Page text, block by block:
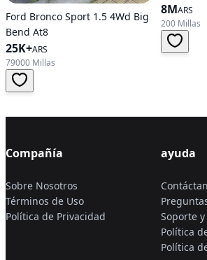
Ford Bronco Sport 1.5 4Wd Big
Bend At8
25K+ARS
79000 Millas
8MARS
200 Millas
Compañía
Sobre Nosotros
Términos de Uso
Política de Privacidad
ayuda
Soporte
Política
Política